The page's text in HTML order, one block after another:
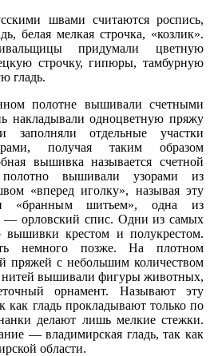
швами считаются роспись,
белая мелкая строчка, «козлик».
придумали цветную
строчку, гипюры, тамбурную
гладь.
полотне вышивали счетными
накладывали одноцветную пряжу
отдельные участки
получая таким образом
вышивка называется счетной
вышивали узорами из
«вперед иголку», называя эту
«бранным шитьем», одна из
— орловский спис. Одни из самых
крестом и полукрестом.
немного позже. На плотном
пряжей с небольшим количеством
вышивали фигуры животных,
орнамент. Называют эту
как гладь прокладывают только по
делают лишь мелкие стежки.
— владимирская гладь, так как
области.